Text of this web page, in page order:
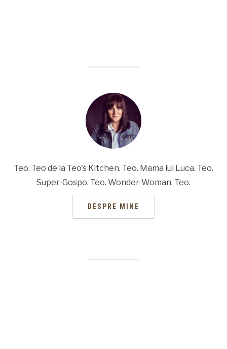
Teo. Teo de la Teo's Kitchen. Teo. Mama lui Luca. Teo.
Super-Gospo. Teo. Wonder-Woman. Teo.
DESPRE MINE